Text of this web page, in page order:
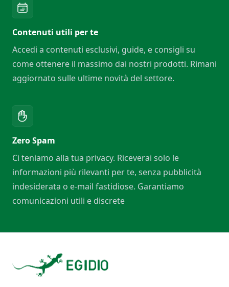
Contenuti utili per te
Accedi a contenuti esclusivi, guide, e consigli su
come ottenere il massimo dai nostri prodotti. Rimani
aggiornato sulle ultime novità del settore.
Zero Spam
Ci teniamo alla tua privacy. Riceverai solo le
informazioni più rilevanti per te, senza pubblicità
indesiderata o e-mail fastidiose. Garantiamo
comunicazioni utili e discrete